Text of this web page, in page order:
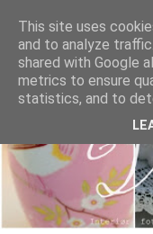
This site uses
and to analyze
shared with Google
metrics to ensure
statistics, and to